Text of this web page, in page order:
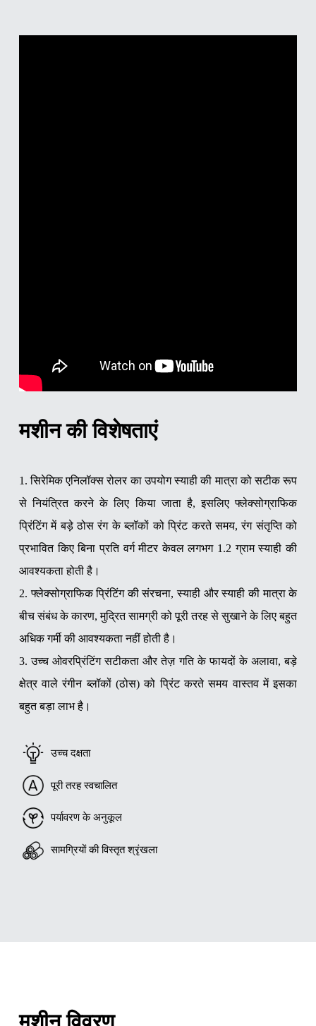
मशीन की विशेषताएं
1. सिरेमिक एनिलॉक्स रोलर का उपयोग स्याही की मात्रा को सटीक रूप
से नियंत्रित करने के लिए किया जाता है, इसलिए फ्लेक्सोग्राफिक
प्रिंटिंग में बड़े ठोस रंग के ब्लॉकों को प्रिंट करते समय, रंग संतृप्ति को
प्रभावित किए बिना प्रति वर्ग मीटर केवल लगभग 1.2 ग्राम स्याही की
आवश्यकता होती है।
2. फ्लेक्सोग्राफिक प्रिंटिंग की संरचना, स्याही और स्याही की मात्रा के
बीच संबंध के कारण, मुद्रित सामग्री को पूरी तरह से सुखाने के लिए बहुत
अधिक गर्मी की आवश्यकता नहीं होती है।
3. उच्च ओवरप्रिंटिंग सटीकता और तेज़ गति के फायदों के अलावा, बड़े
क्षेत्र वाले रंगीन ब्लॉकों (ठोस) को प्रिंट करते समय वास्तव में इसका
बहुत बड़ा लाभ है।
उच्च दक्षता
पूरी तरह स्वचालित
पर्यावरण के अनुकूल
सामग्रियों की विस्तृत श्रृंखला
मशीन विवरण